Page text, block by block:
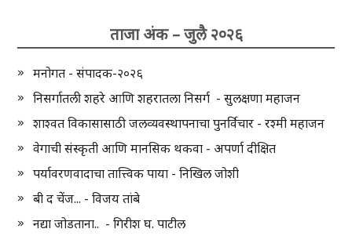
ताजा अंक – जुलै २०२६
मनोगत - संपादक-२०२६
निसर्गातली शहरे आणि शहरातला निसर्ग - सुलक्षणा महाजन
शाश्वत विकासासाठी जलव्यवस्थापनाचा पुनर्विचार - रश्मी महाजन
वेगाची संस्कृती आणि मानसिक थकवा - अपर्णा दीक्षित
पर्यावरणवादाचा तात्त्विक पाया - निखिल जोशी
बी द चेंज... - विजय तांबे
नद्या जोडताना.. - गिरीश घ. पाटील